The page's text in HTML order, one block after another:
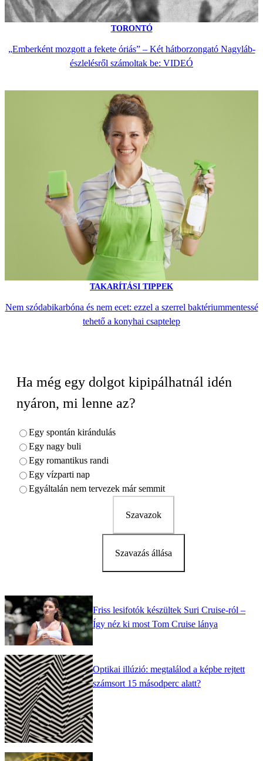
TORONTÓ
„Emberként mozgott a fekete óriás” – Két hátborzongató Nagyláb-
észlelésről számoltak be: VIDEÓ
TAKARÍTÁSI TIPPEK
Nem szódabikarbóna és nem ecet: ezzel a szerrel baktériummentessé
tehető a konyhai csaptelep
Ha még egy dolgot kipipálhatnál idén
nyáron, mi lenne az?
Egy spontán kirándulás
Egy nagy buli
Egy romantikus randi
Egy vízparti nap
Egyáltalán nem tervezek már semmit
Szavazok
Szavazás állása
Friss lesifotók készültek Suri Cruise-ról –
Így néz ki most Tom Cruise lánya
Optikai illúzió: megtalálod a képbe rejtett
számsort 15 másodperc alatt?